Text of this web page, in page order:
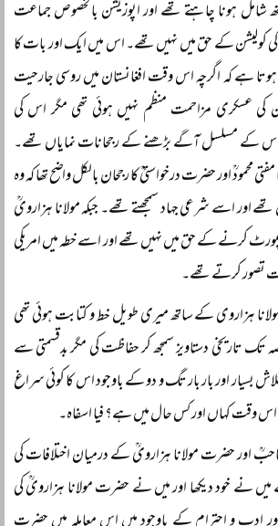
شامل ہونا چاہتے تھے اور اپوزیشن بالخصوص جماعت
کولیشن کے حق میں نہیں تھے۔ اس میں ایک اور بات کا
ہے کہ اگرچہ اس وقت افغانستان میں روسی جارحیت
کی عسکری مزاحمت منظم نہیں ہوئی تھی مگر اس کی
اس کے مسلسل آگے بڑھنے کے رجحانات نمایاں تھے۔
محمودؒ اور حضرت درخواستیؒ کا رجحان بالکل واضح تھا کہ وہ
اسے شرعی جہاد سمجھتے تھے۔ جبکہ مولانا ہزارویؒ
کرنے کے حق میں نہیں تھے اور اسے خطہ میں امریکی
تصور کرتے تھے۔
ہزاروی کے ساتھ میری طویل خط و کتابت ہوئی تھی
تاریخی دستاویز سمجھ کر حفاظت کی مگر بدقسمتی سے
بسیار اور بار بار تگ و دو کے باوجود اس کا کوئی سراغ
اس وقت کہاں اور کس حال میں ہے؟ فیا اسفاہ۔
اور حضرت مولانا ہزارویؒ کے درمیان اختلافات کی
نے خود دیکھا اور میں نے حضرت مولانا ہزارویؒ کی